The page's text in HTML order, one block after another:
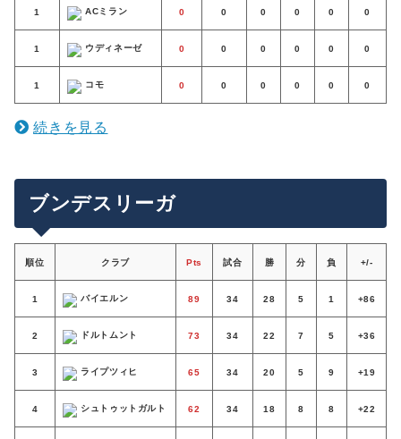
1 ACミラン 0 0 0 0 0 0
1 ウディネーゼ 0 0 0 0 0 0
1 コモ 0 0 0 0 0 0
続きを見る
ブンデスリーガ
順位 クラブ Pts 試合 勝 分 負 +/-
1 バイエルン 89 34 28 5 1 +86
2 ドルトムント 73 34 22 7 5 +36
3 ライプツィヒ 65 34 20 5 9 +19
4 シュトゥットガルト 62 34 18 8 8 +22